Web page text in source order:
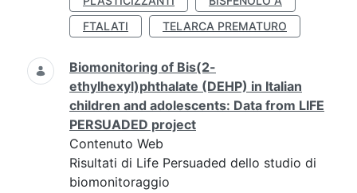
FTALATI
TELARCA PREMATURO
Biomonitoring of Bis(2-
ethylhexyl)phthalate (DEHP) in Italian
children and adolescents: Data from LIFE
PERSUADED project
Contenuto Web
Risultati di Life Persuaded dello studio di
biomonitoraggio